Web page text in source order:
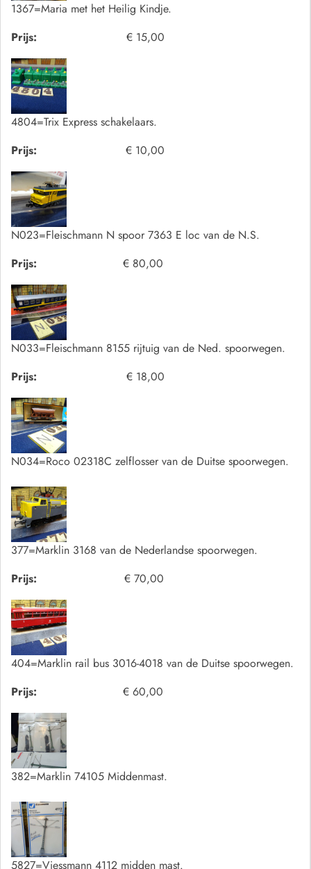
1367=Maria met het Heilig Kindje.
Prijs:
€ 15,00
4804=Trix Express schakelaars.
Prijs:
€ 10,00
N023=Fleischmann N spoor 7363 E loc van de N.S.
Prijs:
€ 80,00
N033=Fleischmann 8155 rijtuig van de Ned. spoorwegen.
Prijs:
€ 18,00
N034=Roco 02318C zelflosser van de Duitse spoorwegen.
377=Marklin 3168 van de Nederlandse spoorwegen.
Prijs:
€ 70,00
404=Marklin rail bus 3016-4018 van de Duitse spoorwegen.
Prijs:
€ 60,00
382=Marklin 74105 Middenmast.
5827=Viessmann 4112 midden mast.